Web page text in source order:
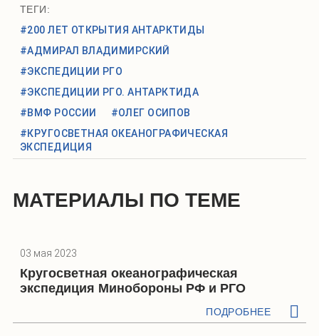
ТЕГИ:
#200 ЛЕТ ОТКРЫТИЯ АНТАРКТИДЫ
#АДМИРАЛ ВЛАДИМИРСКИЙ
#ЭКСПЕДИЦИИ РГО
#ЭКСПЕДИЦИИ РГО. АНТАРКТИДА
#ВМФ РОССИИ
#ОЛЕГ ОСИПОВ
#КРУГОСВЕТНАЯ ОКЕАНОГРАФИЧЕСКАЯ
ЭКСПЕДИЦИЯ
МАТЕРИАЛЫ ПО ТЕМЕ
03 мая 2023
Кругосветная океанографическая
экспедиция Минобороны РФ и РГО
ПОДРОБНЕЕ